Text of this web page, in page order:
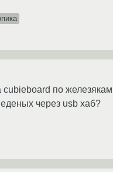
по
через usb хаб?